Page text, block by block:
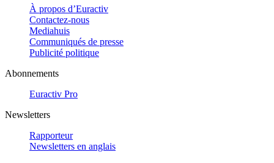
À propos d’Euractiv
Contactez-nous
Mediahuis
Communiqués de presse
Publicité politique
Abonnements
Euractiv Pro
Newsletters
Rapporteur
Newsletters en anglais